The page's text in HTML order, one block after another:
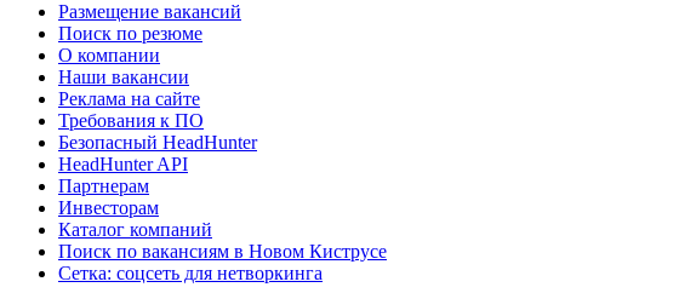
Размещение вакансий
Поиск по резюме
О компании
Наши вакансии
Реклама на сайте
Требования к ПО
Безопасный HeadHunter
HeadHunter API
Партнерам
Инвесторам
Каталог компаний
Поиск по вакансиям в Новом Киструсе
Сетка: соцсеть для нетворкинга